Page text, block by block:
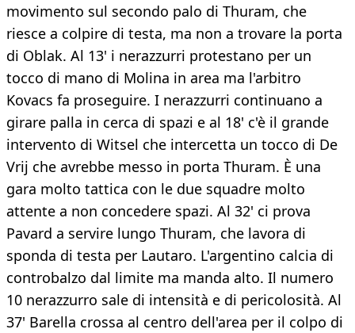
movimento sul secondo palo di Thuram, che
riesce a colpire di testa, ma non a trovare la porta
di Oblak. Al 13' i nerazzurri protestano per un
tocco di mano di Molina in area ma l'arbitro
Kovacs fa proseguire. I nerazzurri continuano a
girare palla in cerca di spazi e al 18' c'è il grande
intervento di Witsel che intercetta un tocco di De
Vrij che avrebbe messo in porta Thuram. È una
gara molto tattica con le due squadre molto
attente a non concedere spazi. Al 32' ci prova
Pavard a servire lungo Thuram, che lavora di
sponda di testa per Lautaro. L'argentino calcia di
controbalzo dal limite ma manda alto. Il numero
10 nerazzurro sale di intensità e di pericolosità. Al
37' Barella crossa al centro dell'area per il colpo di